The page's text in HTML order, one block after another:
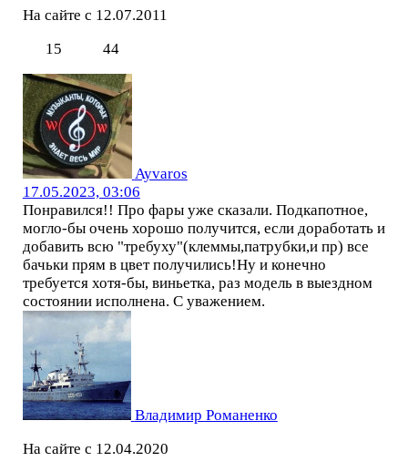
На сайте с 12.07.2011
15
44
Ayvaros
17.05.2023, 03:06
Понравился!! Про фары уже сказали. Подкапотное,
могло-бы очень хорошо получится, если доработать и
добавить всю "требуху"(клеммы,патрубки,и пр) все
бачьки прям в цвет получились!Ну и конечно
требуется хотя-бы, виньетка, раз модель в выездном
состоянии исполнена. С уважением.
Владимир Романенко
На сайте с 12.04.2020